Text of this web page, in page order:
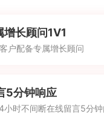
增长顾问1V1
户配备专属增长顾问
5分钟响应
小时不间断在线留言5分钟